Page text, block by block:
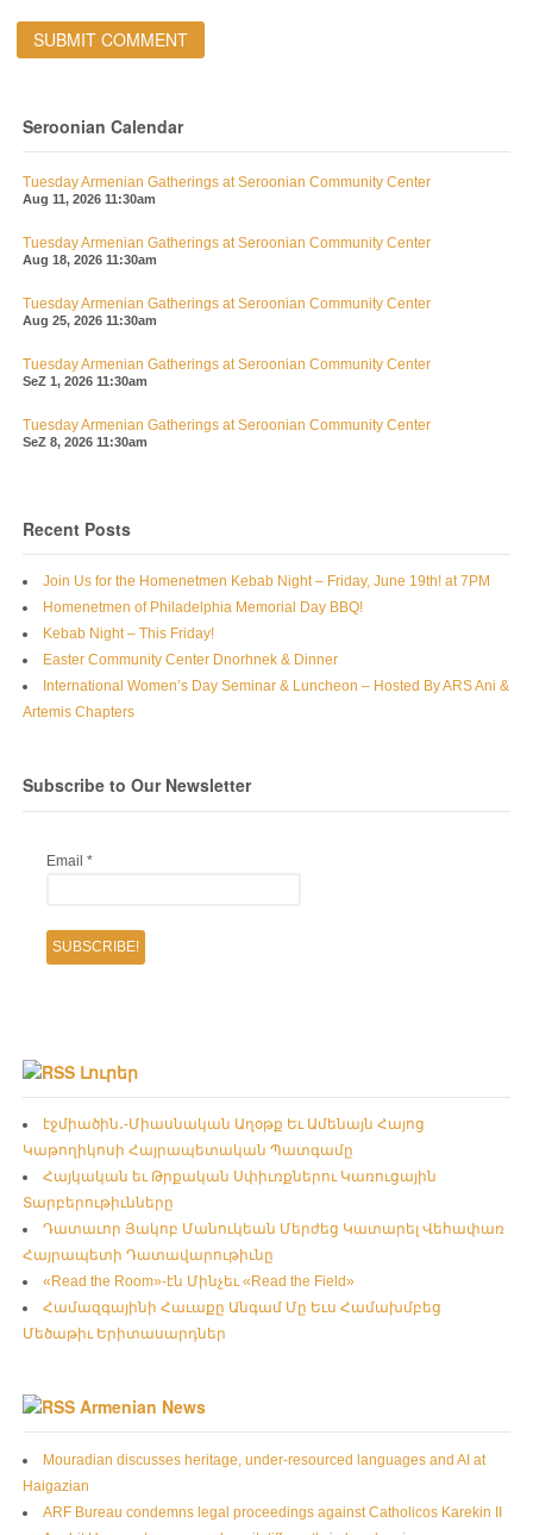
Seroonian Calendar
Tuesday Armenian Gatherings at Seroonian Community Center
Aug 11, 2026 11:30am
Tuesday Armenian Gatherings at Seroonian Community Center
Aug 18, 2026 11:30am
Tuesday Armenian Gatherings at Seroonian Community Center
Aug 25, 2026 11:30am
Tuesday Armenian Gatherings at Seroonian Community Center
SeZ 1, 2026 11:30am
Tuesday Armenian Gatherings at Seroonian Community Center
SeZ 8, 2026 11:30am
Recent Posts
Join Us for the Homenetmen Kebab Night – Friday, June 19th! at 7PM
Homenetmen of Philadelphia Memorial Day BBQ!
Kebab Night – This Friday!
Easter Community Center Dnorhnek & Dinner
International Women’s Day Seminar & Luncheon – Hosted By ARS Ani &
Artemis Chapters
Subscribe to Our Newsletter
Email *
Լուրեր
էջմիածին․-Միասնական Աղօթք Եւ Ամենայն Հայոց
Կաթողիկոսի Հայրապետական Պատգամը
Հայկական եւ Թրքական Սփիւռքներու Կառուցային
Տարբերութիւնները
Դատաւոր Յակոբ Մանուկեան Մերժեց Կատարել Վեհափառ
Հայրապետի Դատավարութիւնը
«Read the Room»-էն Մինչեւ «Read the Field»
Համազգայինի Հաւաքը Անգամ Մը Եւս Համախմբեց
Մեծաթիւ Երիտասարդներ
Armenian News
Mouradian discusses heritage, under-resourced languages and AI at
Haigazian
ARF Bureau condemns legal proceedings against Catholicos Karekin II